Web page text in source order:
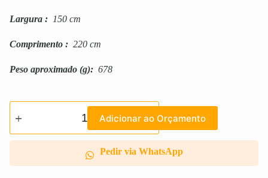
Largura : 150 cm
Comprimento : 220 cm
Peso aproximado (g): 678
Adicionar ao Orçamento
Pedir via WhatsApp